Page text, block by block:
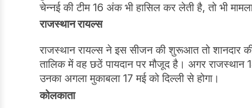
चेन्नई की टीम 16 अंक भी हासिल कर लेती है, तो भी
राजस्थान रायल्स
राजस्थान रायल्स ने इस सीजन की शुरूआत तो
तालिक में वह छठें पायदान पर मौजूद है। अगर
उनका अगला मुकाबला 17 मई को दिल्ली से होगा।
कोलकाता